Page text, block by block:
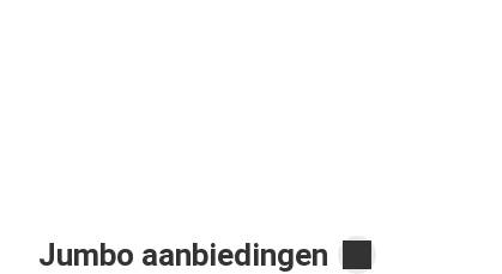
Jumbo aanbiedingen